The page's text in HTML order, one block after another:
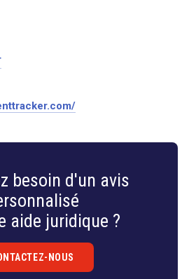
besoin d'un avis
aide juridique ?
NOUS